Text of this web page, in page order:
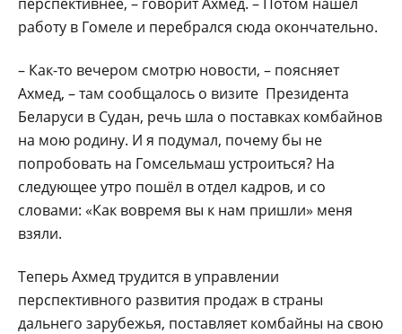
работу в Гомеле и перебрался сюда окончательно.
– Как-то вечером смотрю новости, – поясняет
Ахмед, – там сообщалось о визите Президента
Беларуси в Судан, речь шла о поставках комбайнов
на мою родину. И я подумал, почему бы не
попробовать на Гомсельмаш устроиться? На
следующее утро пошёл в отдел кадров, и со
словами: «Как вовремя вы к нам пришли» меня
взяли.
Теперь Ахмед трудится в управлении
перспективного развития продаж в страны
дальнего зарубежья, поставляет комбайны на свою